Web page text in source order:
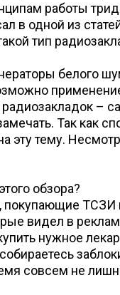
работы
одной из
тип
белого
–
Так как
эту тему.
обзора?
ТСЗИ
видел в
нужное
совсем не